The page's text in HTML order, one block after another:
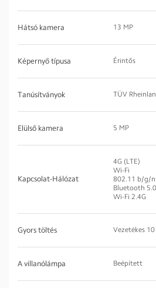
Hátsó kamera 13 MP
Képernyő típusa Érintős
Tanúsítványok TÜV
Elülső kamera 5 MP
Kapcsolat-Hálózat
4G (LTE)
Wi-Fi
802.11 b/g/n
Bluetooth 5.0
Wi-Fi 2.4G
Gyors töltés Vezetékes
A villanólámpa Beépített